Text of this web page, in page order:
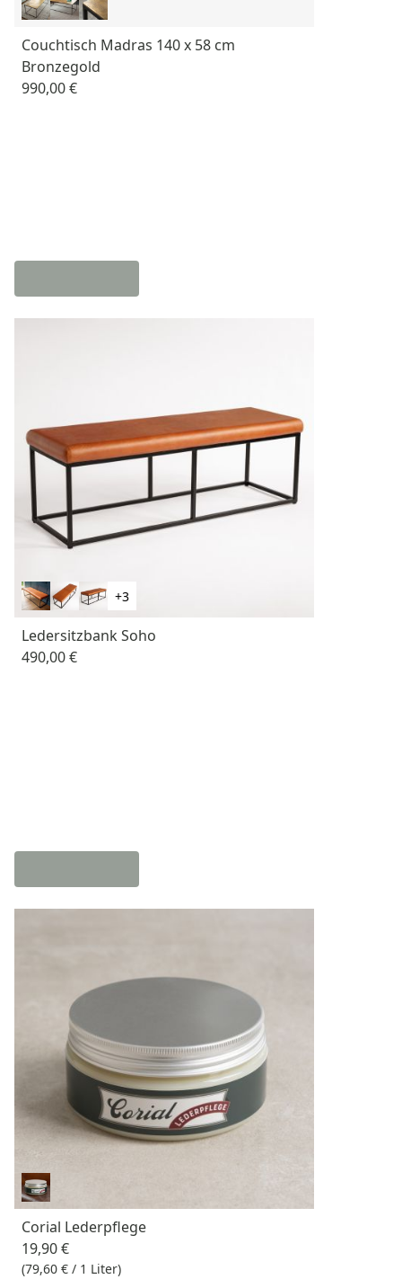
Couchtisch Madras 140 x 58 cm
Bronzegold
990,00 €
+3
Ledersitzbank Soho
490,00 €
Corial Lederpflege
19,90 €
(79,60 € / 1 Liter)